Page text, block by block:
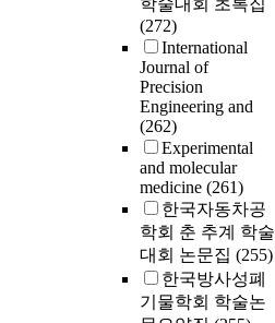
학술대회 초록집
(272)
International
Journal of
Precision
Engineering and
(262)
Experimental
and molecular
medicine (261)
한국자동차공
학회 춘 추계 학술
대회 논문집 (255)
한국방사성폐
기물학회 학술논